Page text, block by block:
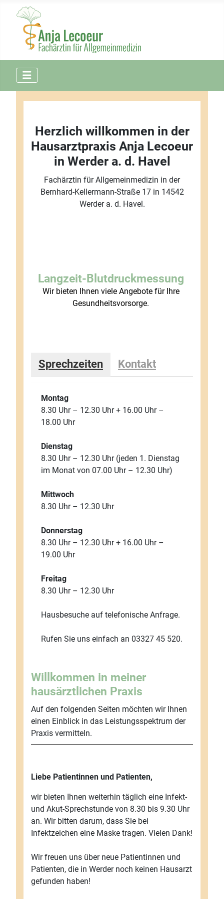
Herzlich willkommen in der
Hausarztpraxis Anja Lecoeur
in Werder a. d. Havel
Fachärztin für Allgemeinmedizin in der
Bernhard-Kellermann-Straße 17 in 14542
Werder a. d. Havel.
Langzeit-Blutdruckmessung
Wir bieten Ihnen viele Angebote für Ihre
Gesundheitsvorsorge.
Sprechzeiten Kontakt
Montag
8.30 Uhr – 12.30 Uhr + 16.00 Uhr –
18.00 Uhr
Dienstag
8.30 Uhr – 12.30 Uhr (jeden 1. Dienstag
im Monat von 07.00 Uhr – 12.30 Uhr)
Mittwoch
8.30 Uhr – 12.30 Uhr
Donnerstag
8.30 Uhr – 12.30 Uhr + 16.00 Uhr –
19.00 Uhr
Freitag
8.30 Uhr – 12.30 Uhr
Hausbesuche auf telefonische Anfrage.
Rufen Sie uns einfach an 03327 45 520.
Willkommen in meiner
hausärztlichen Praxis
Auf den folgenden Seiten möchten wir Ihnen
einen Einblick in das Leistungsspektrum der
Praxis vermitteln.
Liebe Patientinnen und Patienten,
wir bieten Ihnen weiterhin täglich eine Infekt-
und Akut-Sprechstunde von 8.30 bis 9.30 Uhr
an. Wir bitten darum, dass Sie bei
Infektzeichen eine Maske tragen. Vielen Dank!
Wir freuen uns über neue Patientinnen und
Patienten, die in Werder noch keinen Hausarzt
gefunden haben!